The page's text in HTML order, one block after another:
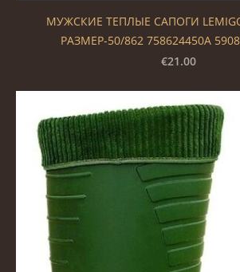
МУЖСКИЕ ТЕПЛЫЕ САПОГИ
РАЗМЕР-50/862 758624450A
€21.00